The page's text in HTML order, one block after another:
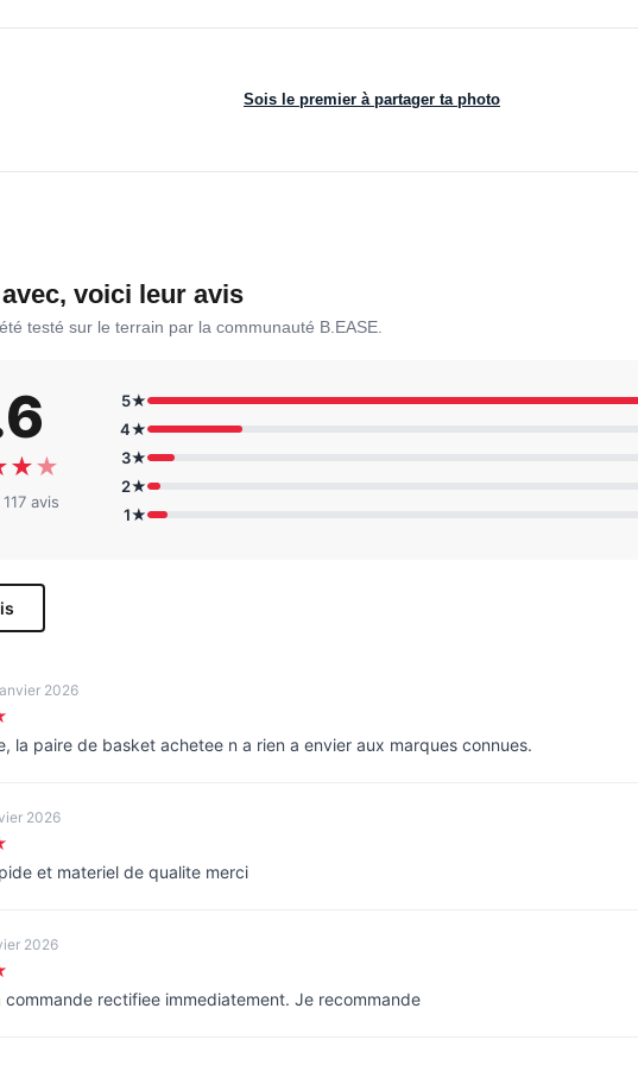
Sois le premier à partager ta photo
voici leur avis
testé sur le terrain par la communauté B.EASE.
★★
avis
5★
4★
3★
2★
1★
2026
la paire de basket achetee n a rien a envier aux marques connues.
2026
et materiel de qualite merci
2026
commande rectifiee immediatement. Je recommande